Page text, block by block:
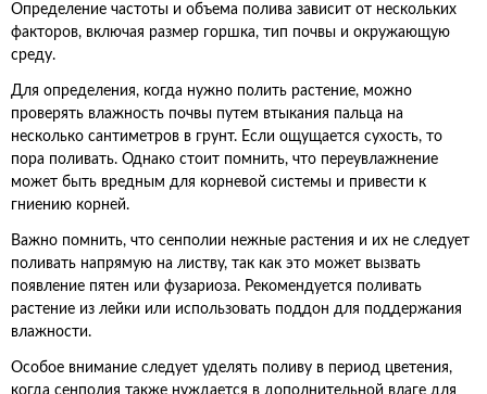
Определение частоты и объема полива зависит от нескольких
факторов, включая размер горшка, тип почвы и окружающую
среду.
Для определения, когда нужно полить растение, можно
проверять влажность почвы путем втыкания пальца на
несколько сантиметров в грунт. Если ощущается сухость, то
пора поливать. Однако стоит помнить, что переувлажнение
может быть вредным для корневой системы и привести к
гниению корней.
Важно помнить, что сенполии нежные растения и их не следует
поливать напрямую на листву, так как это может вызвать
появление пятен или фузариоза. Рекомендуется поливать
растение из лейки или использовать поддон для поддержания
влажности.
Особое внимание следует уделять поливу в период цветения,
когда сенполия также нуждается в дополнительной влаге для